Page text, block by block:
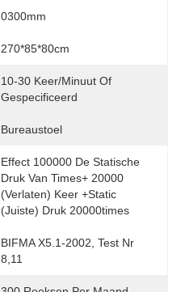
0300mm
270*85*80cm
10-30 Keer/minuut Of
Gespecificeerd
Bureaustoel
Effect 100000 De Statische
Druk Van Times+ 20000
(verlaten) Keer +static
(juiste) Druk 20000times
BIFMA X5.1-2002, Test Nr
8,11